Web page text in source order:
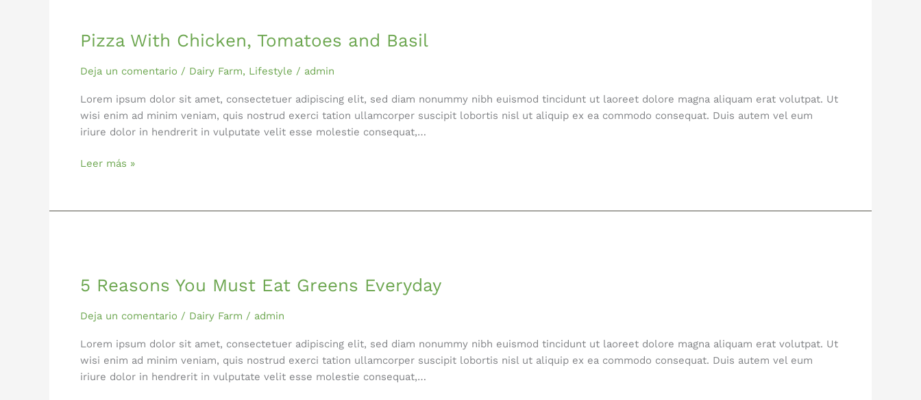
Pizza With Chicken, Tomatoes and Basil
Deja un comentario / Dairy Farm, Lifestyle / admin
Lorem ipsum dolor sit amet, consectetuer adipiscing elit, sed diam nonummy nibh euismod tincidunt ut laoreet dolore magna aliquam erat volutpat. Ut
wisi enim ad minim veniam, quis nostrud exerci tation ullamcorper suscipit lobortis nisl ut aliquip ex ea commodo consequat. Duis autem vel eum
iriure dolor in hendrerit in vulputate velit esse molestie consequat,…
Chicken,
and
Leer más »
5 Reasons You Must Eat Greens Everyday
Deja un comentario / Dairy Farm / admin
Lorem ipsum dolor sit amet, consectetuer adipiscing elit, sed diam nonummy nibh euismod tincidunt ut laoreet dolore magna aliquam erat volutpat. Ut
wisi enim ad minim veniam, quis nostrud exerci tation ullamcorper suscipit lobortis nisl ut aliquip ex ea commodo consequat. Duis autem vel eum
iriure dolor in hendrerit in vulputate velit esse molestie consequat,…
You
Eat
Everyday